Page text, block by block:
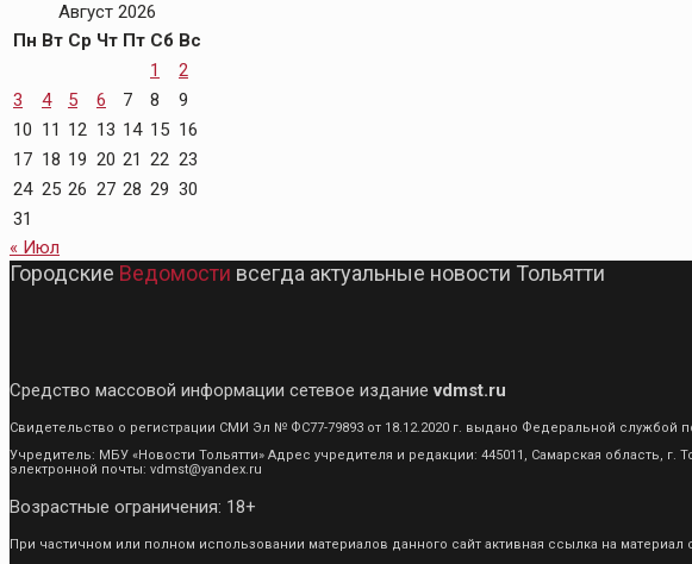
Август 2026
Пн Вт Ср Чт Пт Сб Вс
1
2
3
4 5 6 7 8
9
10 11 12 13 14 15 16
17 18 19 20 21 22 23
24 25 26 27 28 29 30
31
« Июл
Городские Ведомости всегда актуальные новости Тольятти
Средство массовой информации сетевое изданиеvdmst.ru
Свидетельство о регистрации СМИ Эл № ФС77-79893 от 18.12.2020 г. выдано Федеральной
Учредитель: МБУ «Новости Тольятти» Адрес учредителя и редакции: 445011, Самарская область,
электронной почты: vdmst@yandex.ru
Возрастные ограничения: 18+
При частичном или полном использовании материалов данного сайт активная ссылка на материал